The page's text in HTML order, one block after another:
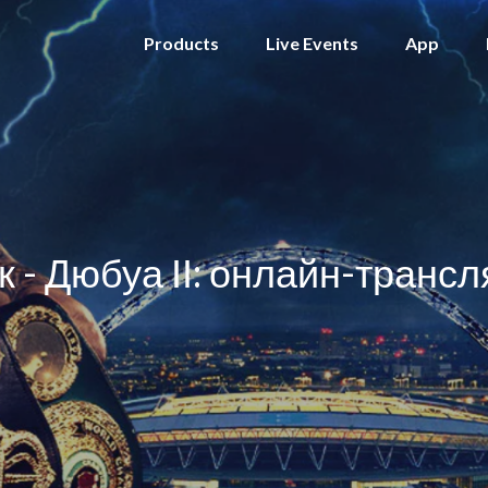
Products Live Events App
- Дюбуа ІІ: онлайн-